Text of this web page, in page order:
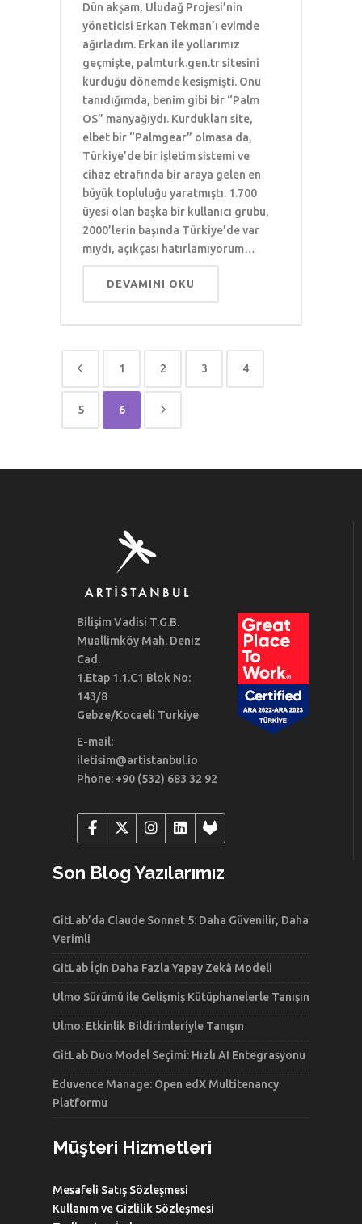
Dün akşam, Uludağ Projesi’nin
yöneticisi Erkan Tekman’ı evimde
ağırladım. Erkan ile yollarımız
geçmişte, palmturk.gen.tr sitesini
kurduğu dönemde kesişmişti. Onu
tanıdığımda, benim gibi bir “Palm
OS” manyağıydı. Kurdukları site,
elbet bir “Palmgear” olmasa da,
Türkiye’de bir işletim sistemi ve
cihaz etrafında bir araya gelen en
büyük topluluğu yaratmıştı. 1.700
üyesi olan başka bir kullanıcı grubu,
2000’lerin başında Türkiye’de var
mıydı, açıkçası hatırlamıyorum…
DEVAMINI OKU
1 2 3 4
5 6
Bilişim Vadisi T.G.B.
Muallimköy Mah. Deniz
Cad.
1.Etap 1.1.C1 Blok No:
143/8
Gebze/Kocaeli Turkiye
E-mail:
iletisim@artistanbul.io
Phone: +90 (532) 683 32 92
Son Blog Yazılarımız
GitLab’da Claude Sonnet 5: Daha Güvenilir, Daha
Verimli
GitLab İçin Daha Fazla Yapay Zekâ Modeli
Ulmo Sürümü ile Gelişmiş Kütüphanelerle Tanışın
Ulmo: Etkinlik Bildirimleriyle Tanışın
GitLab Duo Model Seçimi: Hızlı AI Entegrasyonu
Eduvence Manage: Open edX Multitenancy
Platformu
Müşteri Hizmetleri
Mesafeli Satış Sözleşmesi
Kullanım ve Gizlilik Sözleşmesi